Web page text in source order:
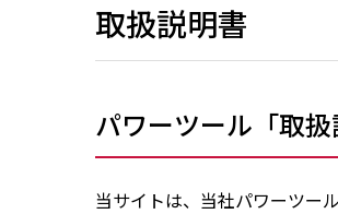
取扱説明書
パワーツール「取
当サイトは、当社パワーツー